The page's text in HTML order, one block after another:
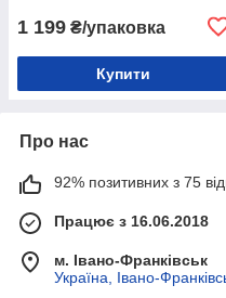
1 199 ₴/упаковка
Купити
Про нас
92% позитивних з 75
Працює з 16.06.2018
м. Івано-Франківськ
Україна, Івано-